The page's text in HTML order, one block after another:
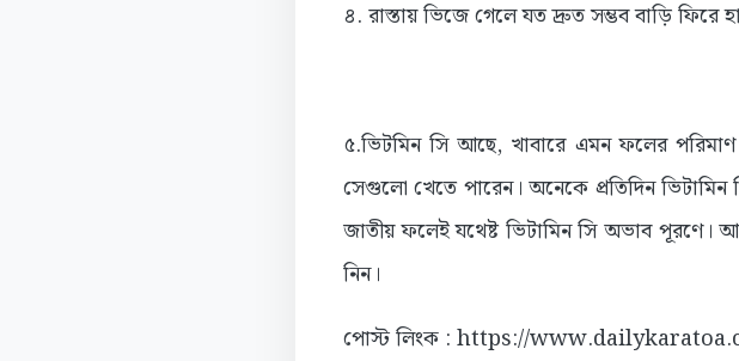
৪. রাস্তায় ভিজে গেলে যত দ্রুত সম্ভব বাড়ি
৫.ভিটমিন সি আছে, খাবারে এমন ফলের পরিমাণ
সেগুলো খেতে পারেন। অনেকে প্রতিদিন
জাতীয় ফলেই যথেষ্ট ভিটামিন সি অভাব পূরণে।
নিন।
পোস্ট লিংক : https://